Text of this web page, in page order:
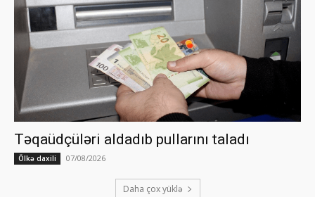
Təqaüdçüləri aldadıb pullarını taladı
Ölkə daxili 07/08/2026
Daha çox yüklə